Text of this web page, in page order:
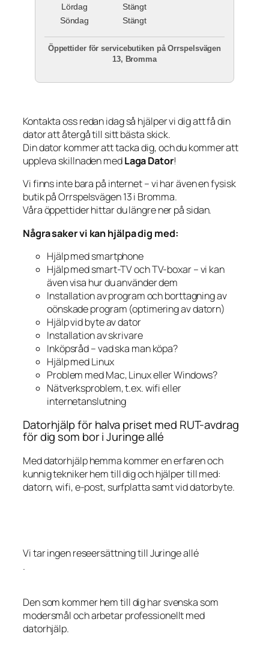
Lördag
Stängt
Söndag
Stängt
Öppettider för servicebutiken på Orrspelsvägen
13, Bromma
Kontakta oss redan idag så hjälper vi dig att få din
dator att återgå till sitt bästa skick.
Din dator kommer att tacka dig, och du kommer att
uppleva skillnaden medLaga Dator!
Vi finns inte bara på internet – vi har även en fysisk
butik på Orrspelsvägen 13 i Bromma.
Våra öppettider hittar du längre ner på sidan.
Några saker vi kan hjälpa dig med:
Hjälp med smartphone
Hjälp med smart-TV och TV-boxar – vi kan
även visa hur du använder dem
Installation av program och borttagning av
oönskade program (optimering av datorn)
Hjälp vid byte av dator
Installation av skrivare
Inköpsråd – vad ska man köpa?
Hjälp med Linux
Problem med Mac, Linux eller Windows?
Nätverksproblem, t.ex. wifi eller
internetanslutning
Datorhjälp för halva priset med RUT-avdrag
för dig som bor i Juringe allé
Med datorhjälp hemma kommer en erfaren och
kunnig tekniker hem till dig och hjälper till med:
datorn, wifi, e-post, surfplatta samt vid datorbyte.
Vi tar ingen reseersättning till Juringe allé
.
Den som kommer hem till dig har svenska som
modersmål och arbetar professionellt med
datorhjälp.